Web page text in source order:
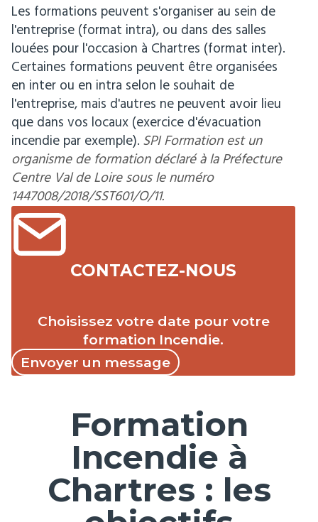
Les formations peuvent s'organiser au sein de
l'entreprise (format intra), ou dans des salles
louées pour l'occasion à Chartres (format inter).
Certaines formations peuvent être organisées
en inter ou en intra selon le souhait de
l'entreprise, mais d'autres ne peuvent avoir lieu
que dans vos locaux (exercice d'évacuation
incendie par exemple). SPI Formation est un
organisme de formation déclaré à la Préfecture
Centre Val de Loire sous le numéro
1447008/2018/SST601/O/11.
CONTACTEZ-NOUS
Choisissez votre date pour votre
formation Incendie.
Envoyer un message
Formation
Incendie à
Chartres : les